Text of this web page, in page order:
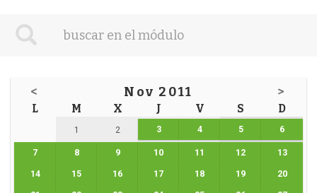
< Nov 2011 >
L M X J V S D
1 2 3 4 5 6
7 8 9 10 11 12 13
14 15 16 17 18 19 20